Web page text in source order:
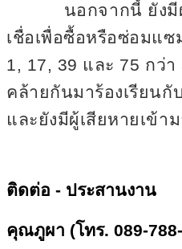
นอกจากนี้ ยังมีผู้เ
เชื่อเพื่อซื้อหรือซ่อมแซ
1, 17, 39 และ 75 กว่า
คล้ายกันมาร้องเรียนกั
และยังมีผู้เสียหายเข้า
ติดต่อ - ประสานงาน
คุณภูผา (โทร. 089-